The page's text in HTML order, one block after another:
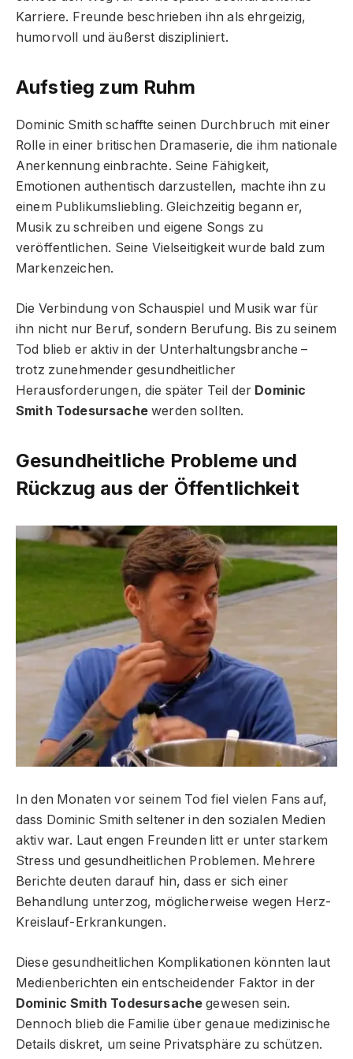
Karriere. Freunde beschrieben ihn als ehrgeizig,
humorvoll und äußerst diszipliniert.
Aufstieg zum Ruhm
Dominic Smith schaffte seinen Durchbruch mit einer
Rolle in einer britischen Dramaserie, die ihm nationale
Anerkennung einbrachte. Seine Fähigkeit,
Emotionen authentisch darzustellen, machte ihn zu
einem Publikumsliebling. Gleichzeitig begann er,
Musik zu schreiben und eigene Songs zu
veröffentlichen. Seine Vielseitigkeit wurde bald zum
Markenzeichen.
Die Verbindung von Schauspiel und Musik war für
ihn nicht nur Beruf, sondern Berufung. Bis zu seinem
Tod blieb er aktiv in der Unterhaltungsbranche –
trotz zunehmender gesundheitlicher
Herausforderungen, die später Teil der Dominic
Smith Todesursachewerden sollten.
Gesundheitliche Probleme und
Rückzug aus der Öffentlichkeit
In den Monaten vor seinem Tod fiel vielen Fans auf,
dass Dominic Smith seltener in den sozialen Medien
aktiv war. Laut engen Freunden litt er unter starkem
Stress und gesundheitlichen Problemen. Mehrere
Berichte deuten darauf hin, dass er sich einer
Behandlung unterzog, möglicherweise wegen Herz-
Kreislauf-Erkrankungen.
Diese gesundheitlichen Komplikationen könnten laut
Medienberichten ein entscheidender Faktor in der
Dominic Smith Todesursache gewesen sein.
Dennoch blieb die Familie über genaue medizinische
Details diskret, um seine Privatsphäre zu schützen.